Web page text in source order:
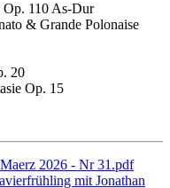
Op. 110 As-Dur
& Grande Polonaise
20
Op. 15
2026 - Nr 31.pdf
mit Jonathan